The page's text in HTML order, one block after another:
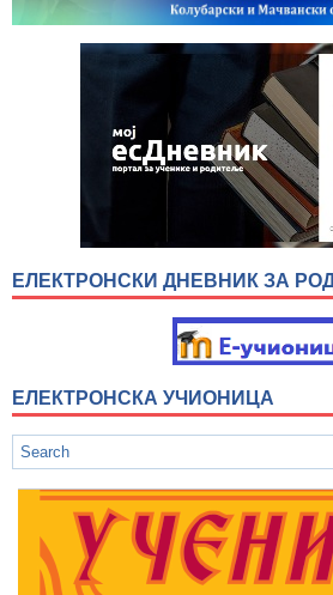
ЕЛЕКТРОНСКИ ДНЕВНИК ЗА
ЕЛЕКТРОНСКА УЧИОНИЦА